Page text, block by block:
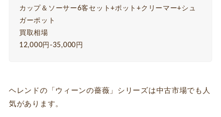
カップ＆ソーサー6客セット+ポット+クリーマー+シュ
ガーポット
買取相場
12,000円-35,000円
ヘレンドの「ウィーンの薔薇」シリーズは中古市場でも人
気があります。